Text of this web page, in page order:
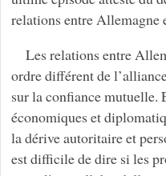
relations entre Allemagne
Les relations entre
ordre différent de
sur la confiance mutuelle.
économiques et
la dérive autoritaire et
est difficile de dire si les